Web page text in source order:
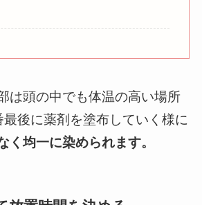
は頭の中でも体温の高い場所
後に薬剤を塗布していく様に
く均一に染められます。